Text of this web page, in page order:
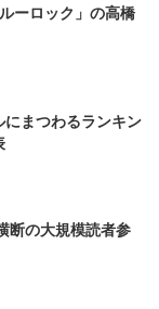
ーロック」の高橋
まつわるランキン
断の大規模読者参